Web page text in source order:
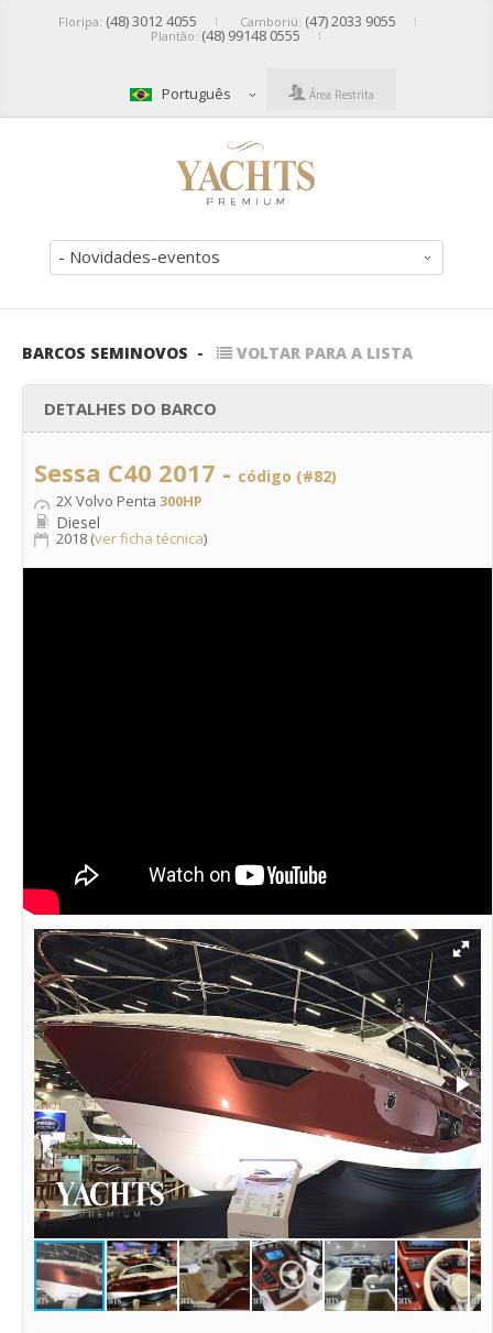
Floripa: (48) 3012 4055 Camboriú: (47) 2033 9055
Plantão: (48) 99148 0555
Português Área Restrita
- Novidades-eventos
BARCOS SEMINOVOS - VOLTAR PARA A LISTA
DETALHES DO BARCO
Sessa C40 2017 - código (#82)
2X Volvo Penta 300HP
Diesel
2018 (ver ficha técnica)